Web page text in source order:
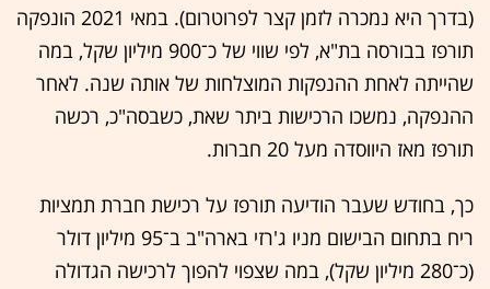
(בדרך היא נמכרה לזמן קצר לפרוטרום). במאי 2021 הונפקה
תורפז בבורסה בת"א, לפי שווי של כ־900 מיליון שקל, במה
שהייתה לאחת ההנפקות המוצלחות של אותה שנה. לאחר
ההנפקה, נמשכו הרכישות ביתר שאת, כשבסה"כ, רכשה
תורפז מאז היווסדה מעל 20 חברות.
כך, בחודש שעבר הודיעה תורפז על רכישת חברת תמציות
ריח בתחום הבישום מניו ג'רזי בארה"ב ב־95 מיליון דולר
(כ־280 מיליון שקל), במה שצפוי להפוך לרכישה הגדולה